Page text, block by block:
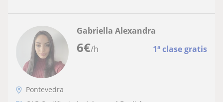
6€/h 1ª clase gratis
Gabriella Alexandra
Pontevedra